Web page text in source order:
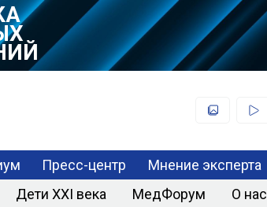
Пресс-центр Мнение эксперта
Дети XXI века МедФорум О нас